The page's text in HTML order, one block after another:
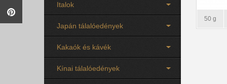
Italok
Japán tálalóedények
Kakaók és kávék
Kínai tálalóedények
50 g